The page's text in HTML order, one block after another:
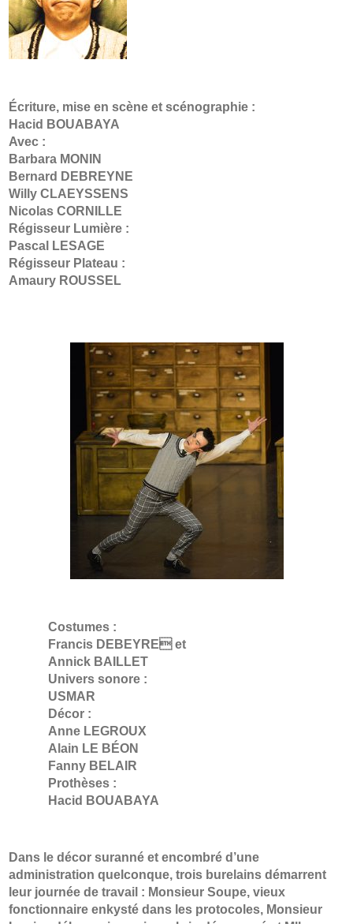
Écriture, mise en scène et scénographie :
Hacid BOUABAYA
Avec :
Barbara MONIN
Bernard DEBREYNE
Willy CLAEYSSENS
Nicolas CORNILLE
Régisseur Lumière :
Pascal LESAGE
Régisseur Plateau :
Amaury ROUSSEL
Costumes :
Francis DEBEYRE et
Annick BAILLET
Univers sonore :
USMAR
Décor :
Anne LEGROUX
Alain LE BÉON
Fanny BELAIR
Prothèses :
Hacid BOUABAYA
Dans le décor suranné et encombré d’une
administration quelconque, trois burelains démarrent
leur journée de travail : Monsieur Soupe, vieux
fonctionnaire enkysté dans les protocoles, Monsieur